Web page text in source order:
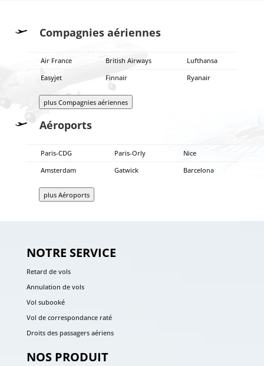
Compagnies aériennes
Air France British Airways
Lufthansa
Easyjet
Finnair Ryanair
plus Compagnies aériennes
Aéroports
Paris-CDG Paris-Orly
Nice
Amsterdam
Gatwick Barcelona
plus Aéroports
NOTRE SERVICE
Retard de vols
Annulation de vols
Vol subooké
Vol de correspondance raté
Droits des passagers aériens
NOS PRODUIT